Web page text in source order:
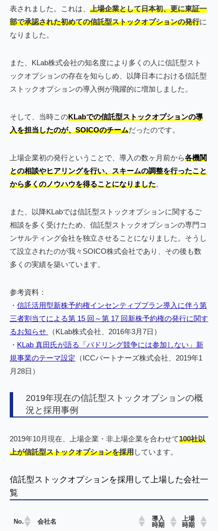
表されました。これは、 上場企業として日本初、更に東証一
部で承認された初めての信託型ストックオプションの発行に
なりました。
また、KLab株式会社の知名度により多くの人に信託型スト
ックオプションの存在を知らしめ、以降日本における信託型
ストックオプションの導入例が飛躍的に増加しました。
そして、当時このKLabでの信託型ストックオプションの導
入を担当したのが、 SOICOのチームだったのです。
上場企業初の発行ということで、導入の数ヶ月前から各機関
との相談やヒアリングを行い、スキームの調整を行ったこと
から多くのノウハウを得ることになりました。
また、以降KLabでは信託型ストックオプションに関するご
相談を多く受けたため、信託型ストックオプションの専門コ
ンサルティング会社を独立させることになりました。そうし
て設立されたのが我々SOICO株式会社であり、その後も数
多くの実績を築いています。
参考資料：
・ 信託活用型新株予約権インセンティブプラン導入に伴う第
三者割当てによる第 15 回～第 17 回新株予約権の発行に関す
るお知らせ
（KLab株式会社、2016年3月7日）
・ KLab 真田氏が語る「パドリング競争には参加しない」新
規事業のテーマ設定 （ICCパートナーズ株式会社、2019年1
月28日）
2019年現在の信託型ストックオプションの概
況と採用事例
2019年10月現在、上場企業・非上場企業を合わせて100社以
上が信託型ストックオプションを採用しています。
信託型ストックオプションを採用して上場した会社一
覧
No. 会社名
導入
時期
上場
時期